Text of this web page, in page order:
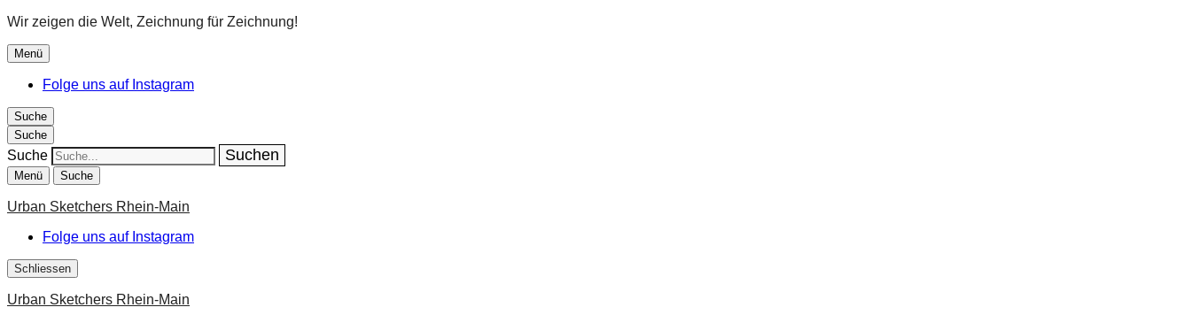
Wir zeigen die Welt, Zeichnung für Zeichnung!
Menü
Folge uns auf Instagram
Suche
Suche
Suche
Menü Suche
Urban Sketchers Rhein-Main
Folge uns auf Instagram
Schliessen
Urban Sketchers Rhein-Main